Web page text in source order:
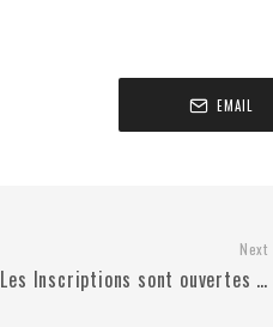
EMAIL
Next
Les Inscriptions sont ouvertes …